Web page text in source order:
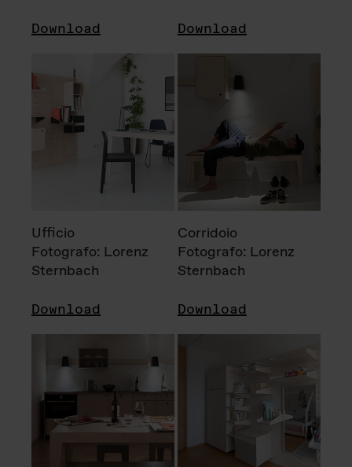
Download Download
Ufficio
Fotografo: Lorenz
Sternbach
Download
Corridoio
Fotografo: Lorenz
Sternbach
Download